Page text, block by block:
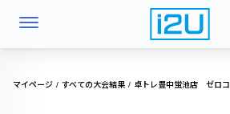
マイページ すべての大会結果 卓トレ豊中蛍池店 ゼロ